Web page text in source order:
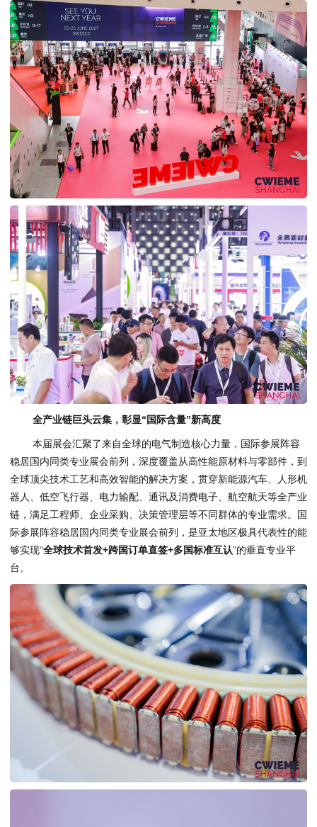
全产业链巨头云集，彰显“国际含量”新高度
本届展会汇聚了来自全球的电气制造核心力量，国际参展阵容
稳居国内同类专业展会前列，深度覆盖从高性能原材料与零部件，到
全球顶尖技术工艺和高效智能的解决方案，贯穿新能源汽车、人形机
器人、低空飞行器、电力输配、通讯及消费电子、航空航天等全产业
链，满足工程师、企业采购、决策管理层等不同群体的专业需求。国
际参展阵容稳居国内同类专业展会前列，是亚太地区极具代表性的能
够实现“全球技术首发+跨国订单直签+多国标准互认”的垂直专业平
台。